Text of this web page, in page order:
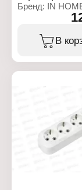
Бренд: IN
Тип товара:
Модель: УЗ-3-
Количество
Номинальный
Максимальная
Материал:
Выключатель:
выключателя
Цвет: белый
В